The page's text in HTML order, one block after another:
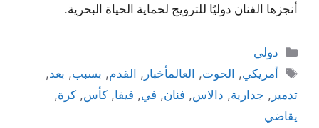
أنجزها الفنان دوليًا للترويج لحماية الحياة البحرية.
التصنيفات
دولي
الوسوم
أمريكي, الحوت, العالمأخبار , القدم, بسبب, بعد,
تدمير , جدارية, دالاس, فنان, في, فيفا, كأس, كرة,
يقاضي